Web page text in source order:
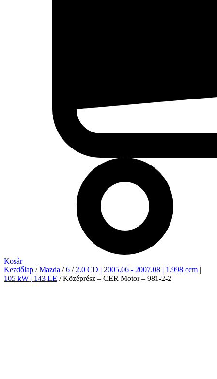
Kosár
Kezdőlap /Mazda /6 / 2.0 CD | 2005.06 - 2007.08 | 1.998 ccm |
105 kW | 143 LE / Középrész – CER Motor – 981-2-2